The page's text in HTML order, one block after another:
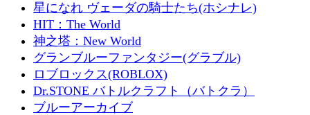
星になれ ヴェーダの騎士たち(ホシナレ)
HIT：The World
神之塔：New World
グランブルーファンタジー(グラブル)
ロブロックス(ROBLOX)
Dr.STONE バトルクラフト（バトクラ）
ブルーアーカイブ